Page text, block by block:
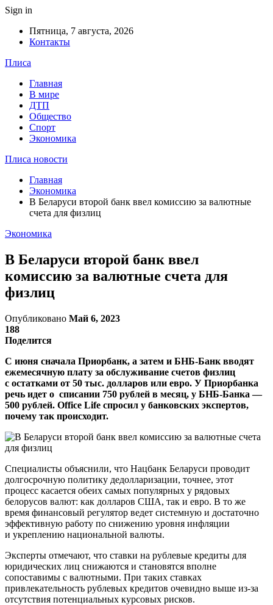
Sign in
Пятница, 7 августа, 2026
Контакты
Плиса
Главная
В мире
ДТП
Общество
Спорт
Экономика
Плиса новости
Главная
Экономика
В Беларуси второй банк ввел комиссию за валютные
счета для физлиц
Экономика
В Беларуси второй банк ввел
комиссию за валютные счета для
физлиц
Опубликовано Май 6, 2023
188
Поделится
С июня сначала Приорбанк, а затем и БНБ-Банк вводят
ежемесячную плату за обслуживание счетов физлиц
с остатками от 50 тыс. долларов или евро. У Приорбанка
речь идет о списании 750 рублей в месяц, у БНБ-Банка —
500 рублей. Office Life спросил у банковских экспертов,
почему так происходит.
Специалисты объяснили, что Нацбанк Беларуси проводит
долгосрочную политику дедолларизации, точнее, этот
процесс касается обеих самых популярных у рядовых
белорусов валют: как долларов США, так и евро. В то же
время финансовый регулятор ведет системную и достаточно
эффективную работу по снижению уровня инфляции
и укреплению национальной валюты.
Эксперты отмечают, что ставки на рублевые кредиты для
юридических лиц снижаются и становятся вполне
сопоставимы с валютными. При таких ставках
привлекательность рублевых кредитов очевидно выше из-за
отсутствия потенциальных курсовых рисков.